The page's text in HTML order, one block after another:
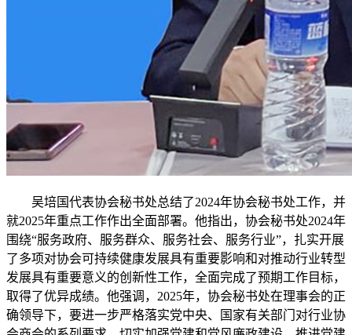
吴培国代表协会秘书处总结了2024年协会秘书处工作，并
就2025年重点工作作出全面部署。他指出，协会秘书处2024年
围绕“服务政府、服务群众、服务社会、服务行业”，扎实开展
了多项对协会可持续健康发展具有重要影响和对推动行业转型
发展具有重要意义的创新性工作，全面完成了预期工作目标，
取得了优异成绩。他强调，2025年，协会秘书处在理事会的正
确领导下，要进一步严格落实党中央、国家有关部门对行业协